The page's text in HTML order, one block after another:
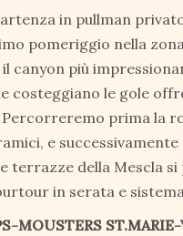
in pullman
pomeriggio nella
canyon più
costeggiano le gole
prima la
e
terrazze della Mescla
in serata e
MOUSTERS